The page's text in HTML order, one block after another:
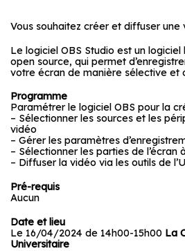
Vous souhaitez créer et diffuser
Le logiciel OBS Studio est un
open source, qui permet
votre écran de manière sélective et
Programme
Paramétrer le logiciel OBS pour la
– Sélectionner les sources et les
vidéo
– Gérer les paramètres
– Sélectionner les parties de l’écran
– Diffuser la vidéo via les outils de
Pré-requis
Aucun
Date et lieu
Le 16/04/2024 de 14h00-15h00 La
Universitaire